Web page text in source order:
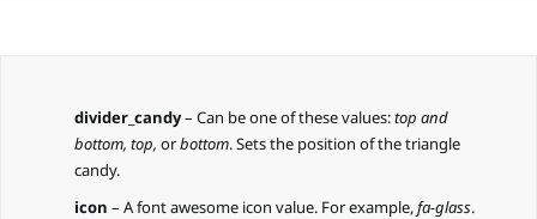
divider_candy– Can be one of these values:top and
bottom, top,orbottom. Sets the position of the triangle
candy.
icon – A font awesome icon value. For example,fa-glass.